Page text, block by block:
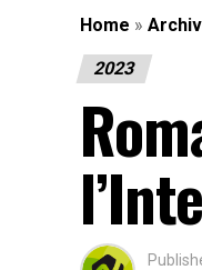
Home »
2023